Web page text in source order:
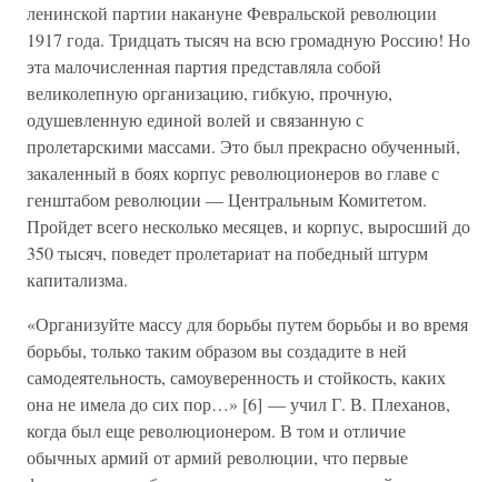
ленинской партии накануне Февральской революции
1917 года. Тридцать тысяч на всю громадную Россию! Но
эта малочисленная партия представляла собой
великолепную организацию, гибкую, прочную,
одушевленную единой волей и связанную с
пролетарскими массами. Это был прекрасно обученный,
закаленный в боях корпус революционеров во главе с
генштабом революции — Центральным Комитетом.
Пройдет всего несколько месяцев, и корпус, выросший до
350 тысяч, поведет пролетариат на победный штурм
капитализма.
«Организуйте массу для борьбы путем борьбы и во время
борьбы, только таким образом вы создадите в ней
самодеятельность, самоуверенность и стойкость, каких
она не имела до сих пор…» [6] — учил Г. В. Плеханов,
когда был еще революционером. В том и отличие
обычных армий от армий революции, что первые